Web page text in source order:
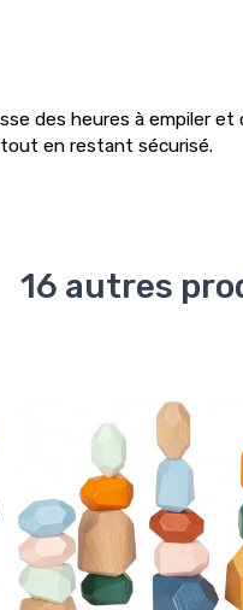
des heures à empiler
en restant sécurisé.
16 autres